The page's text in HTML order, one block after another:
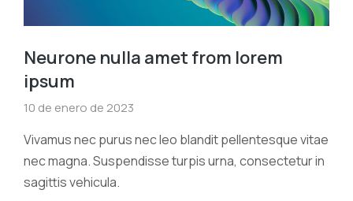
Neurone nulla amet from lorem
ipsum
10 de enero de 2023
Vivamus nec purus nec leo blandit pellentesque vitae
nec magna. Suspendisse turpis urna, consectetur in
sagittis vehicula.